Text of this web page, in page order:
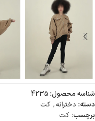
شناسه محصول: 4235
دسته: دخترانه, کت
برچسب: کت